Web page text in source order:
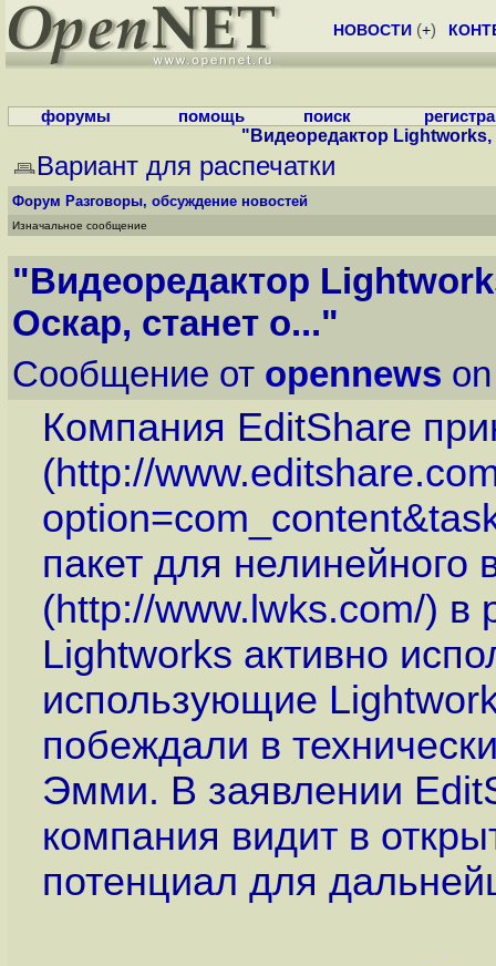
НОВОСТИ (+)
форумы помощь поиск
"Видеоредактор
Вариант для распечатки
Форум Разговоры, обсуждение новостей
Изначальное сообщение
"Видеоредактор
Оскар, станет о..."
Сообщение от opennews
Компания EditShare
(http://
пакет для
(http://www.lwks.com/) в
Lightworks активно
использующие
побеждали в
Эмми. В заявлении
компания видит в
потенциал для